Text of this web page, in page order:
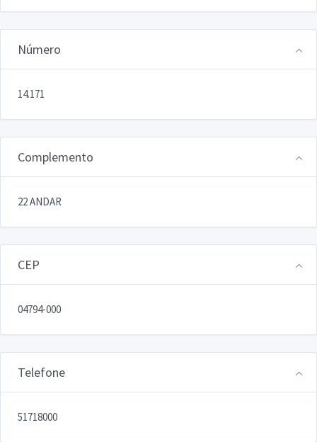
Número
14.171
Complemento
22 ANDAR
CEP
04794-000
Telefone
51718000